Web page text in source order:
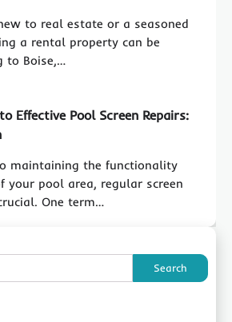
to real estate or a seasoned
a rental property can be
to Boise,…
Effective Pool Screen Repairs:
maintaining the functionality
your pool area, regular screen
One term…
Search